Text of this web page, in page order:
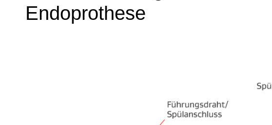
Endoprothese